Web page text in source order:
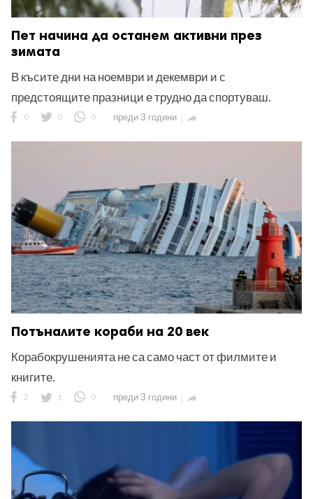
Пет начина да останем активни през
зимата
В късите дни на ноември и декември и с
предстоящите празници е трудно да спортуваш.
0 0 0 преди 3 години 
Потъналите кораби на 20 век
Корабокрушенията не са само част от филмите и
книгите.
2 1 0 преди 3 години 